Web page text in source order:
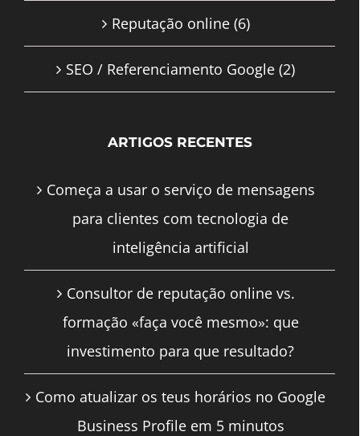
Reputação online (6)
SEO / Referenciamento Google (2)
ARTIGOS RECENTES
Começa a usar o serviço de mensagens
para clientes com tecnologia de
inteligência artificial
Consultor de reputação online vs.
formação «faça você mesmo»: que
investimento para que resultado?
Como atualizar os teus horários no Google
Business Profile em 5 minutos